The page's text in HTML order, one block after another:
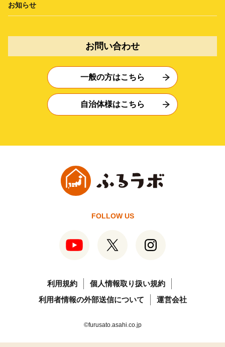
お知らせ
お問い合わせ
一般の方はこちら
自治体様はこちら
FOLLOW US
利用規約
個人情報取り扱い規約
利用者情報の外部送信について
運営会社
©furusato.asahi.co.jp